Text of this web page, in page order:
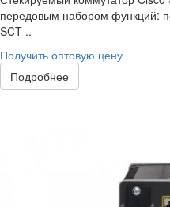
передовым набором функций:
SCT ..
Получить оптовую цену
Подробнее